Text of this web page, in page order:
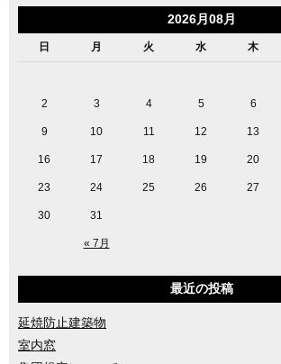
2026月08月
日 月 火 水 木
« 7月
2 3 4 5 6
9 10 11 12 13
16 17 18 19 20
23 24 25 26 27
30 31
最近の投稿
延焼防止建築物
室内窓